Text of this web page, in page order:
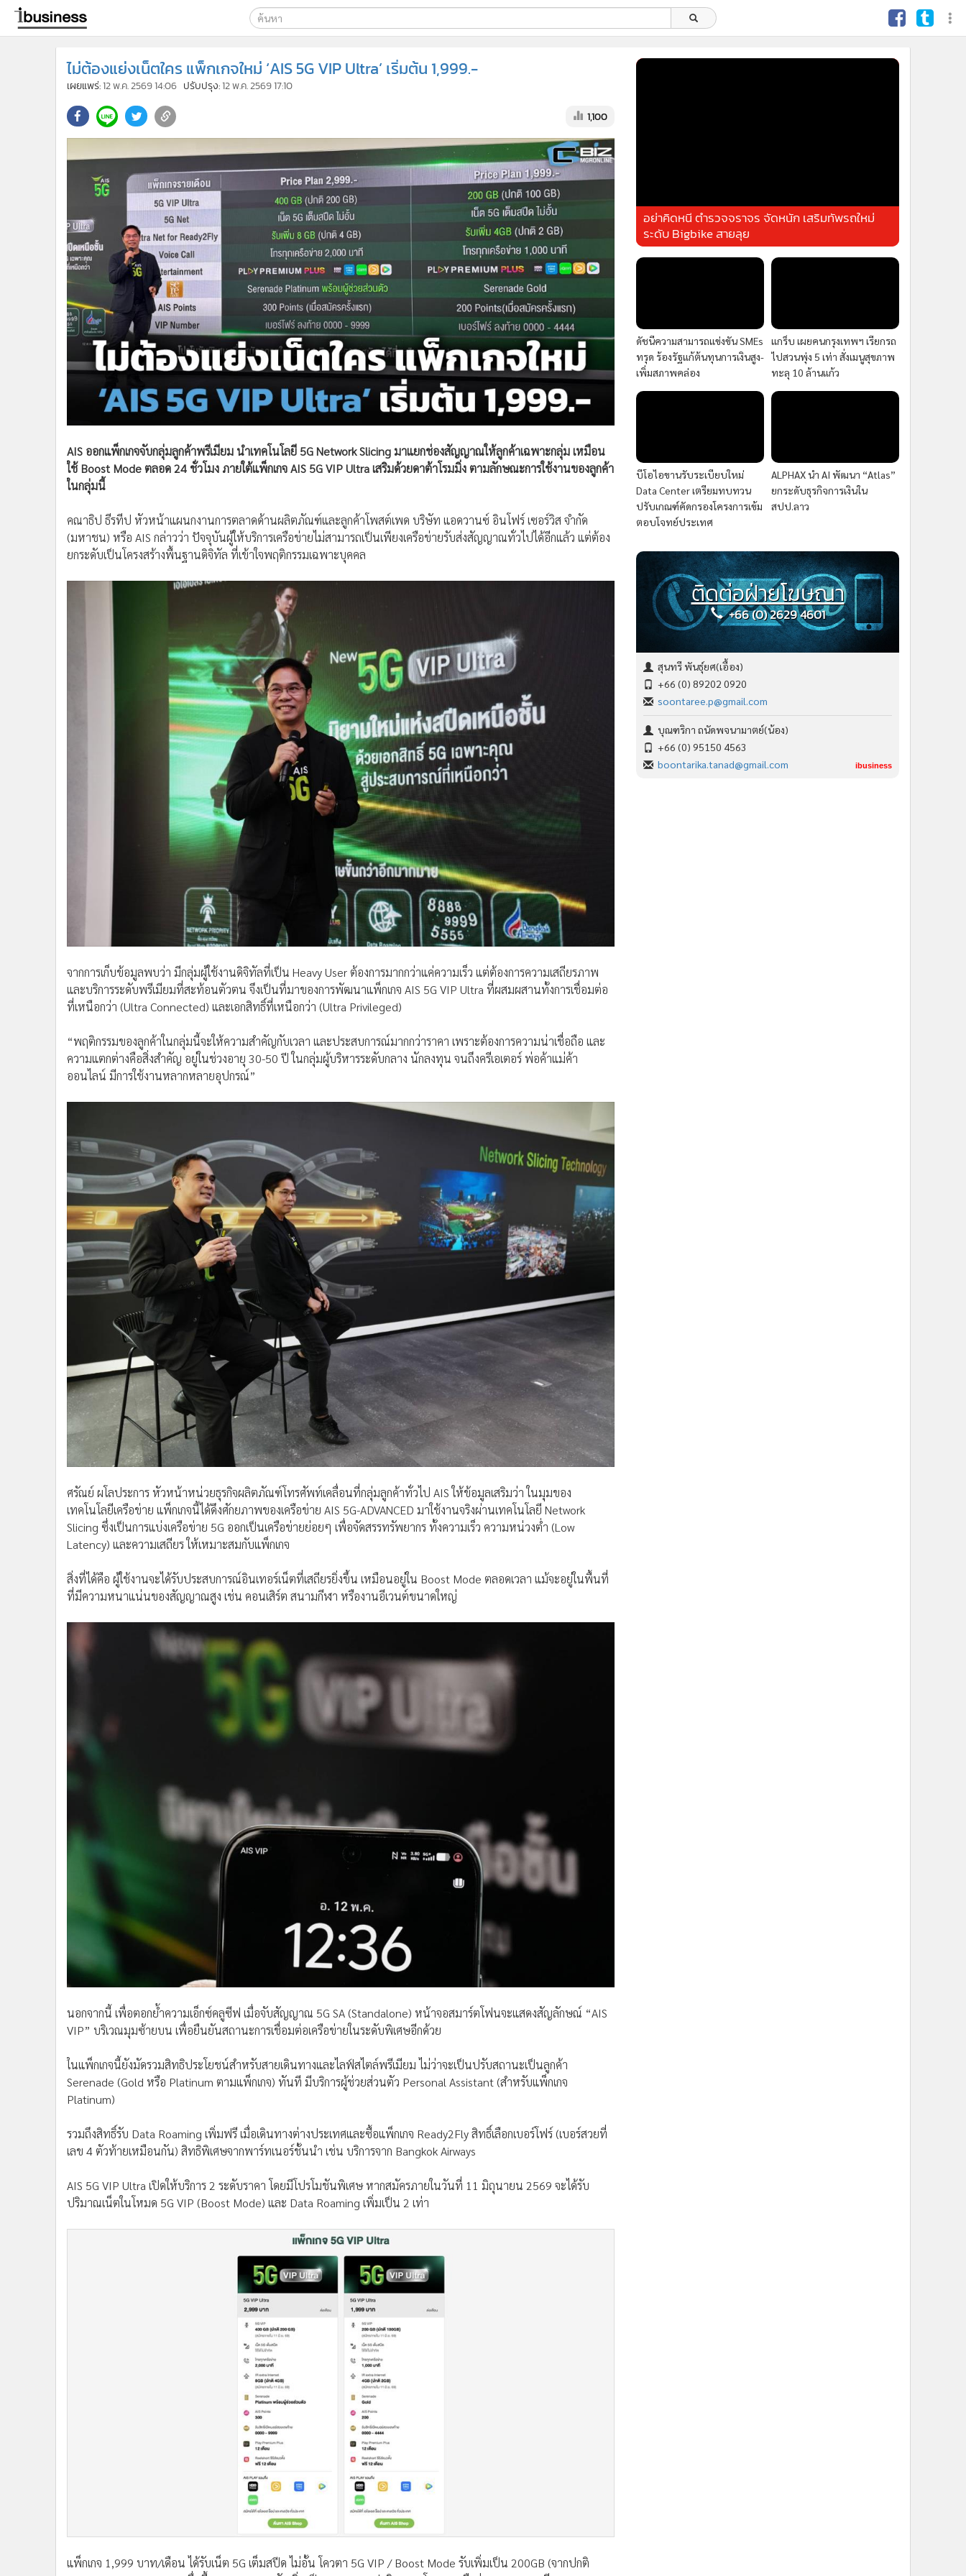
ค้นหา
Google
ค้นหาขั้นสูง
ไม่ต้องแย่งเน็ตใคร แพ็กเกจใหม่ ‘AIS 5G VIP Ultra’ เริ่มต้น 1,999.-
เผยแพร่:12 พ.ค. 2569 14:06 ปรับปรุง:12 พ.ค. 2569 17:10
1,100
AIS ออกแพ็กเกจจับกลุ่มลูกค้าพรีเมียม นำเทคโนโลยี 5G Network Slicing มาแยกช่องสัญญาณให้ลูกค้าเฉพาะกลุ่ม เหมือน
ใช้ Boost Mode ตลอด 24 ชั่วโมง ภายใต้แพ็กเกจ AIS 5G VIP Ultra เสริมด้วยดาต้าโรมมิ่ง ตามลักษณะการใช้งานของลูกค้า
ในกลุ่มนี้
คณาธิป ธีรทีป หัวหน้าแผนกงานการตลาดด้านผลิตภัณฑ์และลูกค้าโพสต์เพด บริษัท แอดวานซ์ อินโฟร์ เซอร์วิส จำกัด
(มหาชน) หรือ AIS กล่าวว่า ปัจจุบันผู้ให้บริการเครือข่ายไม่สามารถเป็นเพียงเครือข่ายรับส่งสัญญาณทั่วไปได้อีกแล้ว แต่ต้อง
ยกระดับเป็นโครงสร้างพื้นฐานดิจิทัล ที่เข้าใจพฤติกรรมเฉพาะบุคคล
จากการเก็บข้อมูลพบว่า มีกลุ่มผู้ใช้งานดิจิทัลที่เป็น Heavy User ต้องการมากกว่าแค่ความเร็ว แต่ต้องการความเสถียรภาพ
และบริการระดับพรีเมียมที่สะท้อนตัวตน จึงเป็นที่มาของการพัฒนาแพ็กเกจ AIS 5G VIP Ultra ที่ผสมผสานทั้งการเชื่อมต่อ
ที่เหนือกว่า (Ultra Connected) และเอกสิทธิ์ที่เหนือกว่า (Ultra Privileged)
“พฤติกรรมของลูกค้าในกลุ่มนี้จะให้ความสำคัญกับเวลา และประสบการณ์มากกว่าราคา เพราะต้องการความน่าเชื่อถือ และ
ความแตกต่างคือสิ่งสำคัญ อยู่ในช่วงอายุ 30-50 ปี ในกลุ่มผู้บริหารระดับกลาง นักลงทุน จนถึงครีเอเตอร์ พ่อค้าแม่ค้า
ออนไลน์ มีการใช้งานหลากหลายอุปกรณ์”
ศรัณย์ ผโลประการ หัวหน้าหน่วยธุรกิจผลิตภัณฑ์โทรศัพท์เคลื่อนที่กลุ่มลูกค้าทั่วไป AIS ให้ข้อมูลเสริมว่า ในมุมของ
เทคโนโลยีเครือข่าย แพ็กเกจนี้ได้ดึงศักยภาพของเครือข่าย AIS 5G-ADVANCED มาใช้งานจริงผ่านเทคโนโลยี Network
Slicing ซึ่งเป็นการแบ่งเครือข่าย 5G ออกเป็นเครือข่ายย่อยๆ เพื่อจัดสรรทรัพยากร ทั้งความเร็ว ความหน่วงต่ำ (Low
Latency) และความเสถียร ให้เหมาะสมกับแพ็กเกจ
สิ่งที่ได้คือ ผู้ใช้งานจะได้รับประสบการณ์อินเทอร์เน็ตที่เสถียรยิ่งขึ้น เหมือนอยู่ใน Boost Mode ตลอดเวลา แม้จะอยู่ในพื้นที่
ที่มีความหนาแน่นของสัญญาณสูง เช่น คอนเสิร์ต สนามกีฬา หรืองานอีเวนต์ขนาดใหญ่
นอกจากนี้ เพื่อตอกย้ำความเอ็กซ์คลูซีฟ เมื่อจับสัญญาณ 5G SA (Standalone) หน้าจอสมาร์ตโฟนจะแสดงสัญลักษณ์ “AIS
VIP” บริเวณมุมซ้ายบน เพื่อยืนยันสถานะการเชื่อมต่อเครือข่ายในระดับพิเศษอีกด้วย
ในแพ็กเกจนี้ยังมัดรวมสิทธิประโยชน์สำหรับสายเดินทางและไลฟ์สไตล์พรีเมียม ไม่ว่าจะเป็นปรับสถานะเป็นลูกค้า
Serenade (Gold หรือ Platinum ตามแพ็กเกจ) ทันที มีบริการผู้ช่วยส่วนตัว Personal Assistant (สำหรับแพ็กเกจ
Platinum)
รวมถึงสิทธิ์รับ Data Roaming เพิ่มฟรี เมื่อเดินทางต่างประเทศและซื้อแพ็กเกจ Ready2Fly สิทธิ์เลือกเบอร์โฟร์ (เบอร์สวยที่
เลข 4 ตัวท้ายเหมือนกัน) สิทธิพิเศษจากพาร์ทเนอร์ชั้นนำ เช่น บริการจาก Bangkok Airways
AIS 5G VIP Ultra เปิดให้บริการ 2 ระดับราคา โดยมีโปรโมชันพิเศษ หากสมัครภายในวันที่ 11 มิถุนายน 2569 จะได้รับ
ปริมาณเน็ตในโหมด 5G VIP (Boost Mode) และ Data Roaming เพิ่มเป็น 2 เท่า
แพ็กเกจ 1,999 บาท/เดือน ได้รับเน็ต 5G เต็มสปีด ไม่อั้น โควตา 5G VIP / Boost Mode รับเพิ่มเป็น 200GB (จากปกติ
อย่าคิดหนี ตำรวจจราจร จัดหนัก เสริมทัพรถใหม่
ระดับ Bigbike สายลุย
ดัชนีความสามารถแข่งขัน SMEs
ทรุด ร้องรัฐแก้ต้นทุนการเงินสูง-
เพิ่มสภาพคล่อง
แกร็บ เผยคนกรุงเทพฯ เรียกรถ
ไปสวนพุ่ง 5 เท่า สั่งเมนูสุขภาพ
ทะลุ 10 ล้านแก้ว
บีโอไอขานรับระเบียบใหม่
Data Center เตรียมทบทวน
ปรับเกณฑ์คัดกรองโครงการเข้ม
ตอบโจทย์ประเทศ
ALPHAX นำ AI พัฒนา “Atlas”
ยกระดับธุรกิจการเงินใน
สปป.ลาว
ติดต่อฝ่ายโฆษณา
+66 (0) 2629 4601
สุนทรี พันธุ์ยศ(เอื้อง)
+66 (0) 89202 0920
soontaree.p@gmail.com
บุณฑริกา ถนัดพจนามาตย์(น้อง)
+66 (0) 95150 4563
boontarika.tanad@gmail.com
ibusiness